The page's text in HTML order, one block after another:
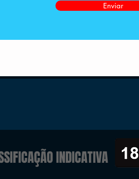
Enviar
INDICATIVA